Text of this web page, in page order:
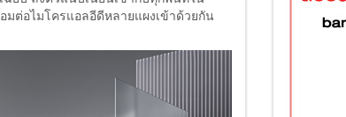
ต่อไมโครแอลอีดีหลายแผงเข้าด้วยกัน